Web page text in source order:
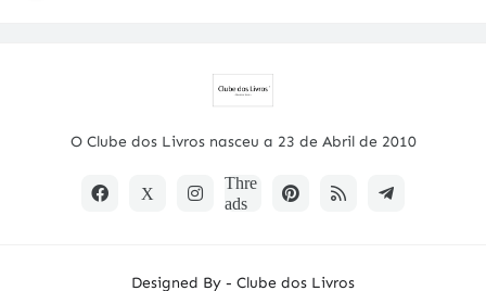
O Clube dos Livros nasceu a 23 de Abril de 2010
Designed By - Clube dos Livros